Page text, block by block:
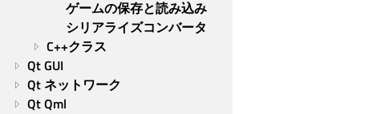
ゲームの保存と読み込み
シリアライズコンバータ
C++クラス
Qt GUI
Qt ネットワーク
Qt Qml